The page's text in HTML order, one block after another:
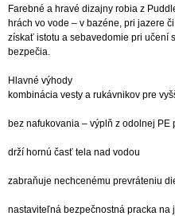
Farebné a hravé dizajny robia z
hrách vo vode – v bazéne, pri jazere
získať istotu a sebavedomie pri učení
bezpečia.
Hlavné výhody
kombinácia vesty a rukávnikov pre
bez nafukovania – výplň z odolnej PE
drží hornú časť tela nad vodou
zabraňuje nechcenému prevráteniu
nastaviteľná bezpečnostná pracka na